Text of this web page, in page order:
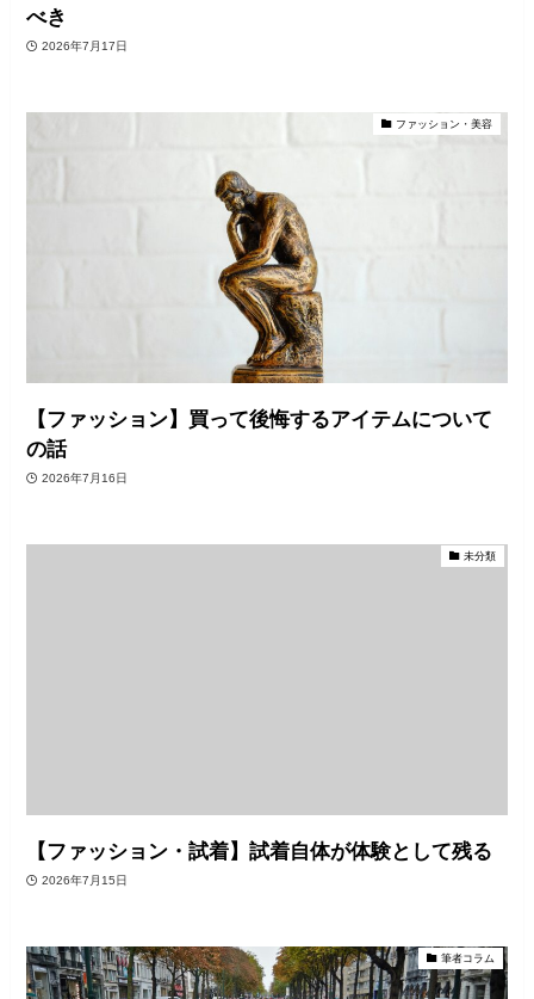
べき
2026年7月17日
ファッション・美容
【ファッション】買って後悔するアイテムについて
の話
2026年7月16日
未分類
【ファッション・試着】試着自体が体験として残る
2026年7月15日
筆者コラム